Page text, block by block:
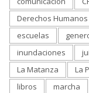
Derechos Humanos
escuelas
inundaciones
La Matanza
La
libros
marcha